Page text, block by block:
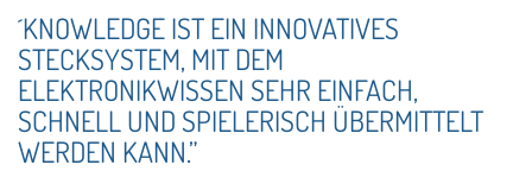
´KNOWLEDGE IST EIN INNOVATIVES
STECKSYSTEM, MIT DEM
ELEKTRONIKWISSEN SEHR EINFACH,
SCHNELL UND SPIELERISCH ÜBERMITTELT
WERDEN KANN.”